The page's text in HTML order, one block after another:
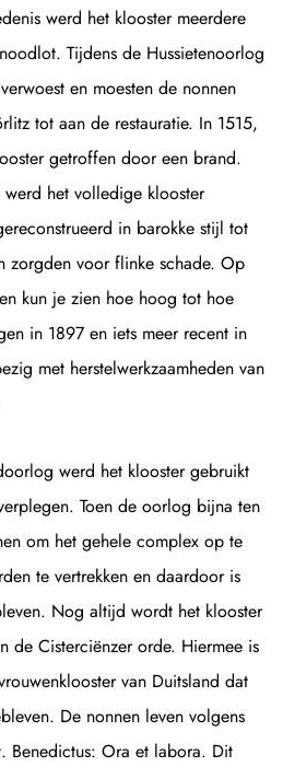
werd het klooster meerdere
Tijdens de Hussietenoorlog
en moesten de nonnen
tot aan de restauratie. In 1515,
getroffen door een brand.
het volledige klooster
in barokke stijl tot
zorgden voor flinke schade. Op
kun je zien hoe hoog tot hoe
in 1897 en iets meer recent in
met herstelwerkzaamheden van
werd het klooster gebruikt
Toen de oorlog bijna ten
om het gehele complex op te
te vertrekken en daardoor is
Nog altijd wordt het klooster
de Cisterciënzer orde. Hiermee is
van Duitsland dat
De nonnen leven volgens
Benedictus: Ora et labora. Dit